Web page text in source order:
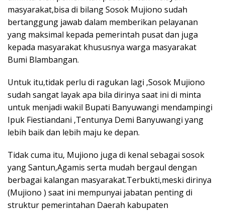
masyarakat,bisa di bilang Sosok Mujiono sudah
bertanggung jawab dalam memberikan pelayanan
yang maksimal kepada pemerintah pusat dan juga
kepada masyarakat khususnya warga masyarakat
Bumi Blambangan.
Untuk itu,tidak perlu di ragukan lagi ,Sosok Mujiono
sudah sangat layak apa bila dirinya saat ini di minta
untuk menjadi wakil Bupati Banyuwangi mendampingi
Ipuk Fiestiandani ,Tentunya Demi Banyuwangi yang
lebih baik dan lebih maju ke depan.
Tidak cuma itu, Mujiono juga di kenal sebagai sosok
yang Santun,Agamis serta mudah bergaul dengan
berbagai kalangan masyarakat.Terbukti,meski dirinya
(Mujiono ) saat ini mempunyai jabatan penting di
struktur pemerintahan Daerah kabupaten